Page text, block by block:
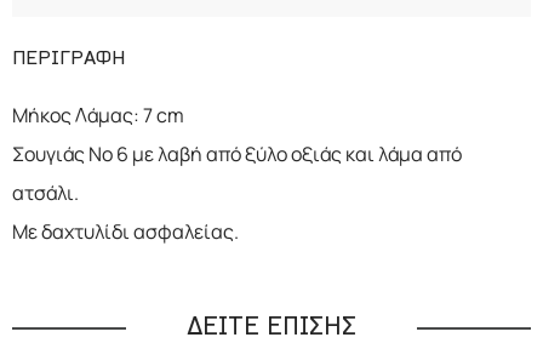
ΠΕΡΙΓΡΑΦΗ
Μήκος Λάμας: 7 cm
Σουγιάς Νο 6 με λαβή από ξύλο οξιάς και λάμα από
ατσάλι.
Με δαχτυλίδι ασφαλείας.
ΔΕΙΤΕ ΕΠΙΣΗΣ